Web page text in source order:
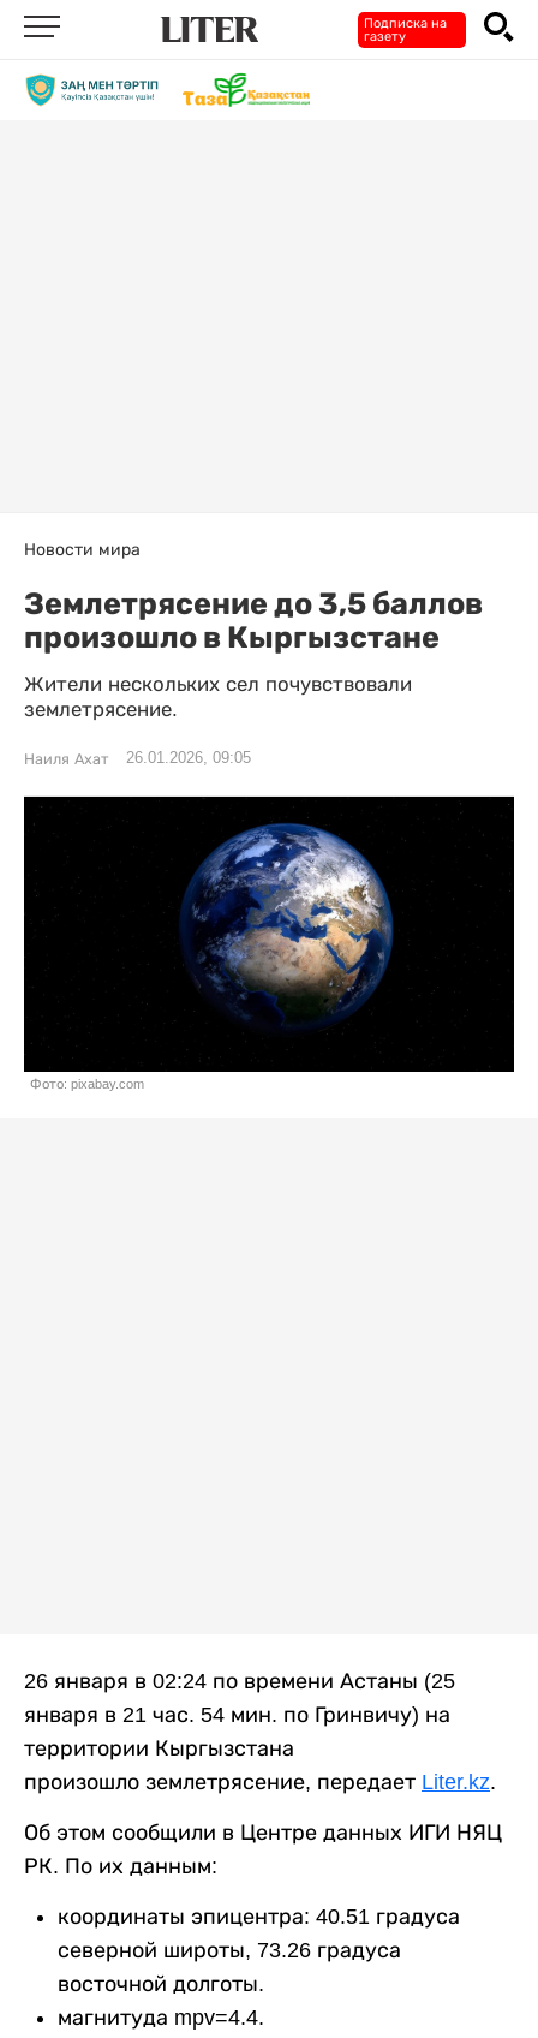
Подписка на
газету
Новости мира
Землетрясение до 3,5 баллов
произошло в Кыргызстане
Жители нескольких сел почувствовали
землетрясение.
Наиля Ахат 26.01.2026, 09:05
Фото: pixabay.com
26 января в 02:24 по времени Астаны (25
января в 21 час. 54 мин. по Гринвичу) на
территории Кыргызстана
произошло землетрясение, передает Liter.kz.
Об этом сообщили в Центре данных ИГИ НЯЦ
РК. По их данным:
координаты эпицентра: 40.51 градуса
северной широты, 73.26 градуса
восточной долготы.
магнитуда mpv=4.4.